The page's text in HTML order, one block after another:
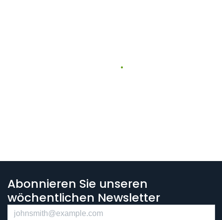
Abonnieren Sie unseren
wöchentlichen Newsletter